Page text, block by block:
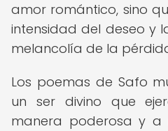
amor romántico, sino
intensidad del deseo y
melancolía de la
Los poemas de Safo
un ser divino que
manera poderosa y a